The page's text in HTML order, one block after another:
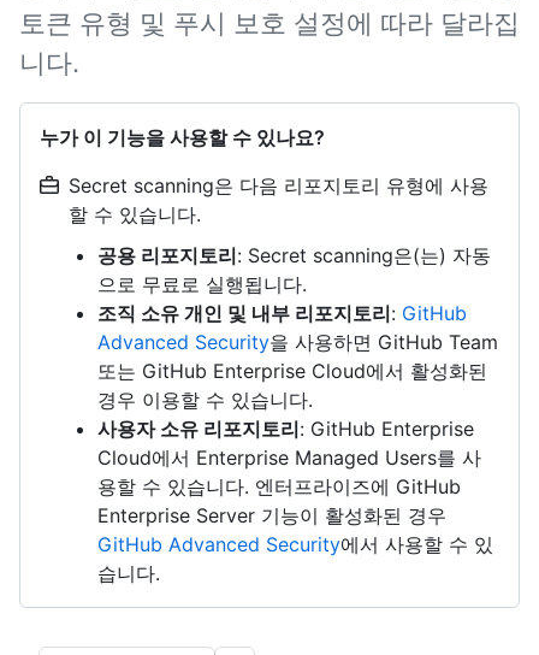
토큰 유형 및 푸시 보호 설정에 따라 달라집
니다.
누가 이 기능을 사용할 수 있나요?
Secret scanning은 다음 리포지토리 유형에 사용
할 수 있습니다.
공용 리포지토리: Secret scanning은(는) 자동
으로 무료로 실행됩니다.
조직 소유 개인 및 내부 리포지토리: GitHub
Advanced Security을 사용하면 GitHub Team
또는 GitHub Enterprise Cloud에서 활성화된
경우 이용할 수 있습니다.
사용자 소유 리포지토리: GitHub Enterprise
Cloud에서 Enterprise Managed Users를 사
용할 수 있습니다. 엔터프라이즈에 GitHub
Enterprise Server 기능이 활성화된 경우
GitHub Advanced Security에서 사용할 수 있
습니다.